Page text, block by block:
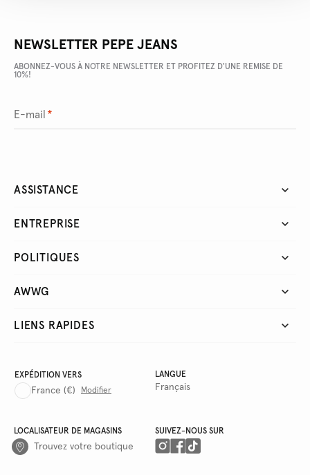
NEWSLETTER PEPE JEANS
ABONNEZ-VOUS À NOTRE NEWSLETTER ET PROFITEZ D'UNE REMISE DE
10%!
E-mail *
ASSISTANCE
ENTREPRISE
POLITIQUES
AWWG
LIENS RAPIDES
EXPÉDITION VERS
France (€) Modifier
LANGUE
Français
LOCALISATEUR DE MAGASINS
Trouvez votre boutique
SUIVEZ-NOUS SUR